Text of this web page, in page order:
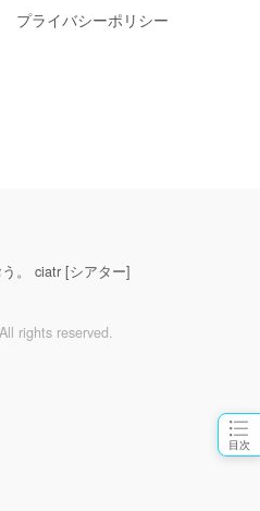
目次
プライバシーポリシー
。 ciatr [シアター]
rights reserved.